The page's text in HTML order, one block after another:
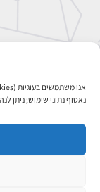
נאסוף נתוני שימוש; ניתן
אבן